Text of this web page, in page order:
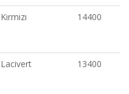
Kırmızı 14400
Lacivert 13400